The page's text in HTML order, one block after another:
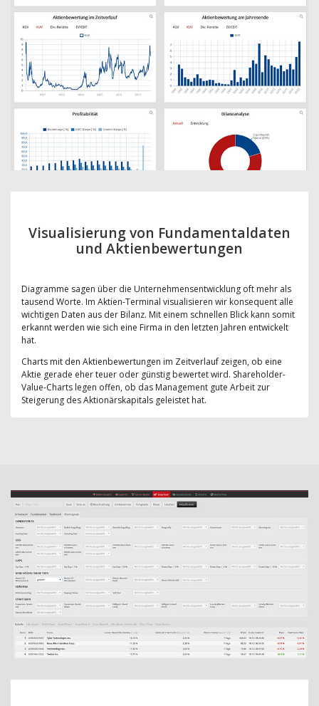
Visualisierung von Fundamentaldaten
und Aktienbewertungen
Diagramme sagen über die Unternehmensentwicklung oft mehr als
tausend Worte. Im Aktien-Terminal visualisieren wir konsequent alle
wichtigen Daten aus der Bilanz. Mit einem schnellen Blick kann somit
erkannt werden wie sich eine Firma in den letzten Jahren entwickelt
hat.
Charts mit den Aktienbewertungen im Zeitverlauf zeigen, ob eine
Aktie gerade eher teuer oder günstig bewertet wird. Shareholder-
Value-Charts legen offen, ob das Management gute Arbeit zur
Steigerung des Aktionärskapitals geleistet hat.